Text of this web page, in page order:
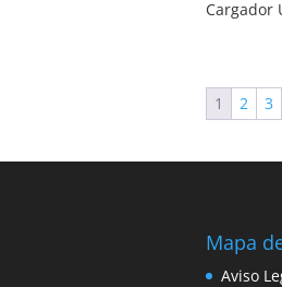
Cargador
1 2 3
Mapa
Aviso